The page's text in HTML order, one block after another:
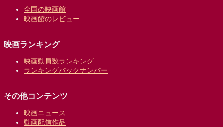
全国の映画館
映画館のレビュー
映画ランキング
映画動員数ランキング
ランキングバックナンバー
その他コンテンツ
映画ニュース
動画配信作品